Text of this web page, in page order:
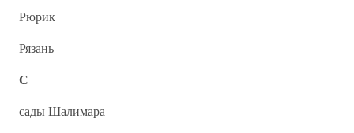
Рюрик
Рязань
С
сады Шалимара